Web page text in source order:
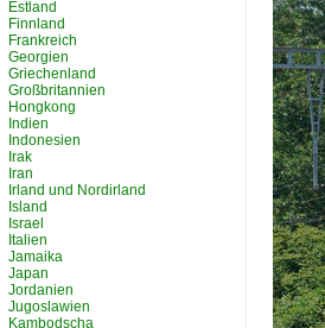
Estland
Finnland
Frankreich
Georgien
Griechenland
Großbritannien
Hongkong
Indien
Indonesien
Irak
Iran
Irland und Nordirland
Island
Israel
Italien
Jamaika
Japan
Jordanien
Jugoslawien
Kambodscha